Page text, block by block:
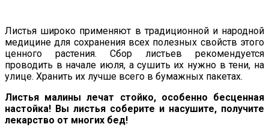
Листья широко применяют в традиционной и народной
медицине для сохранения всех полезных свойств этого
ценного растения. Сбор листьев рекомендуется
проводить в начале июля, а сушить их нужно в тени, на
улице. Хранить их лучше всего в бумажных пакетах.
Листья малины лечат стойко, особенно бесценная
настойка! Вы листья соберите и насушите, получите
лекарство от многих бед!